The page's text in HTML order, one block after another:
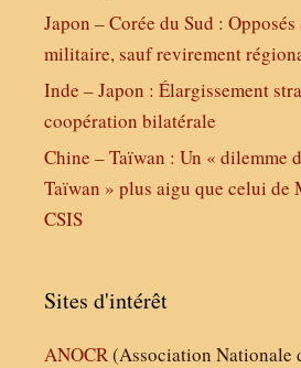
Japon – Corée du Sud :
militaire, sauf revirement
Inde – Japon : Élargissement
coopération bilatérale
Chine – Taïwan : Un « dilemme
Taïwan » plus aigu que celui de
CSIS
Sites d'intérêt
ANOCR (Association Nationale